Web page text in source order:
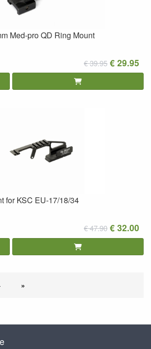
Med-pro QD Ring Mount
€ 39.95 € 29.95
for KSC EU-17/18/34
€ 47.90 € 32.00
»